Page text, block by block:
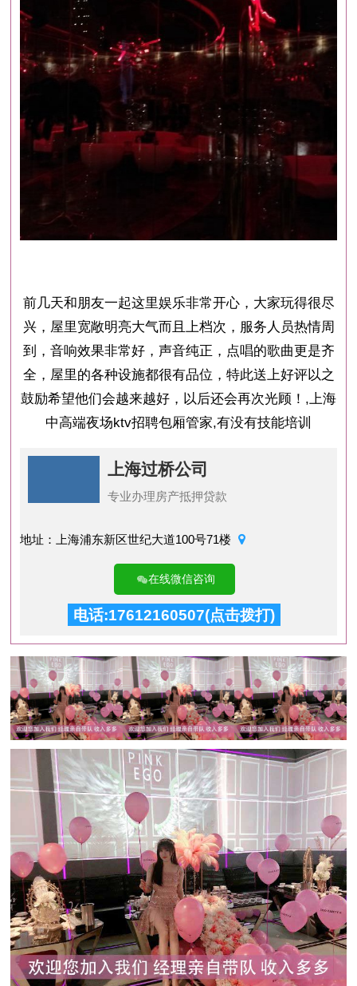
前几天和朋友一起这里娱乐非常开心，大家玩得很尽
兴，屋里宽敞明亮大气而且上档次，服务人员热情周
到，音响效果非常好，声音纯正，点唱的歌曲更是齐
全，屋里的各种设施都很有品位，特此送上好评以之
鼓励希望他们会越来越好，以后还会再次光顾！,上海
中高端夜场ktv招聘包厢管家,有没有技能培训
上海过桥公司
专业办理房产抵押贷款
地址：上海浦东新区世纪大道100号71楼
在线微信咨询
电话:17612160507(点击拨打)